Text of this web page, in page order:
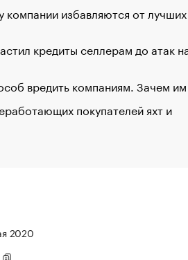
избавляются от лучших
кредиты селлерам до атак
вредить компаниям. Зачем
покупателей яхт и
2020